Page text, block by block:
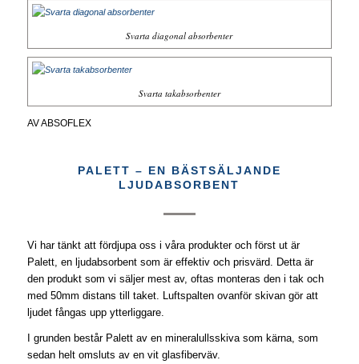
Svarta diagonal absorbenter
Svarta takabsorbenter
AVABSOFLEX
PALETT – EN BÄSTSÄLJANDE
LJUDABSORBENT
Vi har tänkt att fördjupa oss i våra produkter och först ut är
Palett, en ljudabsorbent som är effektiv och prisvärd. Detta är
den produkt som vi säljer mest av, oftas monteras den i tak och
med 50mm distans till taket. Luftspalten ovanför skivan gör att
ljudet fångas upp ytterliggare.
I grunden består Palett av en mineralullsskiva som kärna, som
sedan helt omsluts av en vit glasfiberväv.